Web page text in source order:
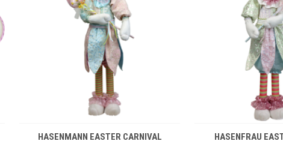
HASENMANN EASTER CARNIVAL
IN DEN WARENKORB
HASENFRAU
IN